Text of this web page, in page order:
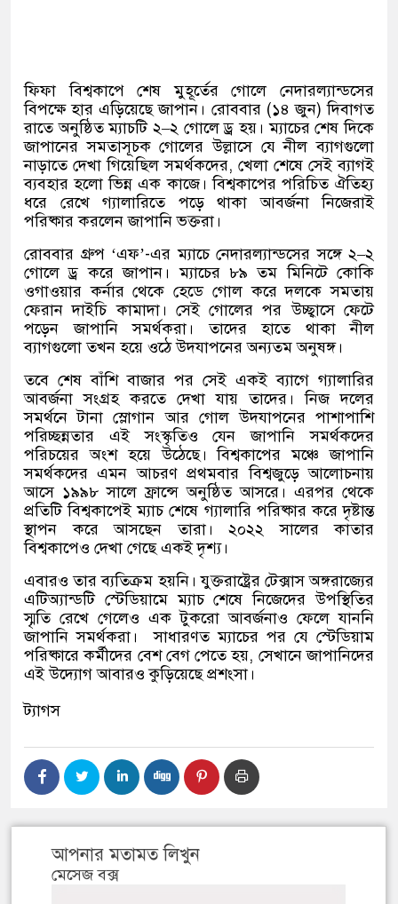
ফিফা বিশ্বকাপে শেষ মুহূর্তের গোলে নেদারল্যান্ডসের
বিপক্ষে হার এড়িয়েছে জাপান। রোববার(১৪ জুন)দিবাগত
রাতে অনুষ্ঠিত ম্যাচটি ২–২ গোলে ড্র হয়। ম্যাচের শেষ দিকে
জাপানের সমতাসূচক গোলের উল্লাসে যে নীল ব্যাগগুলো
নাড়াতে দেখা গিয়েছিল সমর্থকদের, খেলা শেষে সেই ব্যাগই
ব্যবহার হলো ভিন্ন এক কাজে। বিশ্বকাপের পরিচিত ঐতিহ্য
ধরে রেখে গ্যালারিতে পড়ে থাকা আবর্জনা নিজেরাই
পরিষ্কার করলেন জাপানি ভক্তরা।
রোববার গ্রুপ‘এফ’-এর ম্যাচে নেদারল্যান্ডসের সঙ্গে ২–২
গোলে ড্র করে জাপান। ম্যাচের ৮৯ তম মিনিটে কোকি
ওগাওয়ার কর্নার থেকে হেডে গোল করে দলকে সমতায়
ফেরান দাইচি কামাদা। সেই গোলের পর উচ্ছ্বাসে ফেটে
পড়েন জাপানি সমর্থকরা। তাদের হাতে থাকা নীল
ব্যাগগুলো তখন হয়ে ওঠে উদযাপনের অন্যতম অনুষঙ্গ।
তবে শেষ বাঁশি বাজার পর সেই একই ব্যাগে গ্যালারির
আবর্জনা সংগ্রহ করতে দেখা যায় তাদের। নিজ দলের
সমর্থনে টানা স্লোগান আর গোল উদযাপনের পাশাপাশি
পরিচ্ছন্নতার এই সংস্কৃতিও যেন জাপানি সমর্থকদের
পরিচয়ের অংশ হয়ে উঠেছে। বিশ্বকাপের মঞ্চে জাপানি
সমর্থকদের এমন আচরণ প্রথমবার বিশ্বজুড়ে আলোচনায়
আসে ১৯৯৮ সালে ফ্রান্সে অনুষ্ঠিত আসরে। এরপর থেকে
প্রতিটি বিশ্বকাপেই ম্যাচ শেষে গ্যালারি পরিষ্কার করে দৃষ্টান্ত
স্থাপন করে আসছেন তারা। ২০২২ সালের কাতার
বিশ্বকাপেও দেখা গেছে একই দৃশ্য।
এবারও তার ব্যতিক্রম হয়নি। যুক্তরাষ্ট্রের টেক্সাস অঙ্গরাজ্যের
এটিঅ্যান্ডটি স্টেডিয়ামে ম্যাচ শেষে নিজেদের উপস্থিতির
স্মৃতি রেখে গেলেও এক টুকরো আবর্জনাও ফেলে যাননি
জাপানি সমর্থকরা।
সাধারণত ম্যাচের পর যে স্টেডিয়াম
পরিষ্কারে কর্মীদের বেশ বেগ পেতে হয়, সেখানে জাপানিদের
এই উদ্যোগ আবারও কুড়িয়েছে প্রশংসা।
ট্যাগস
আপনার মতামত লিখুন
মেসেজ বক্স